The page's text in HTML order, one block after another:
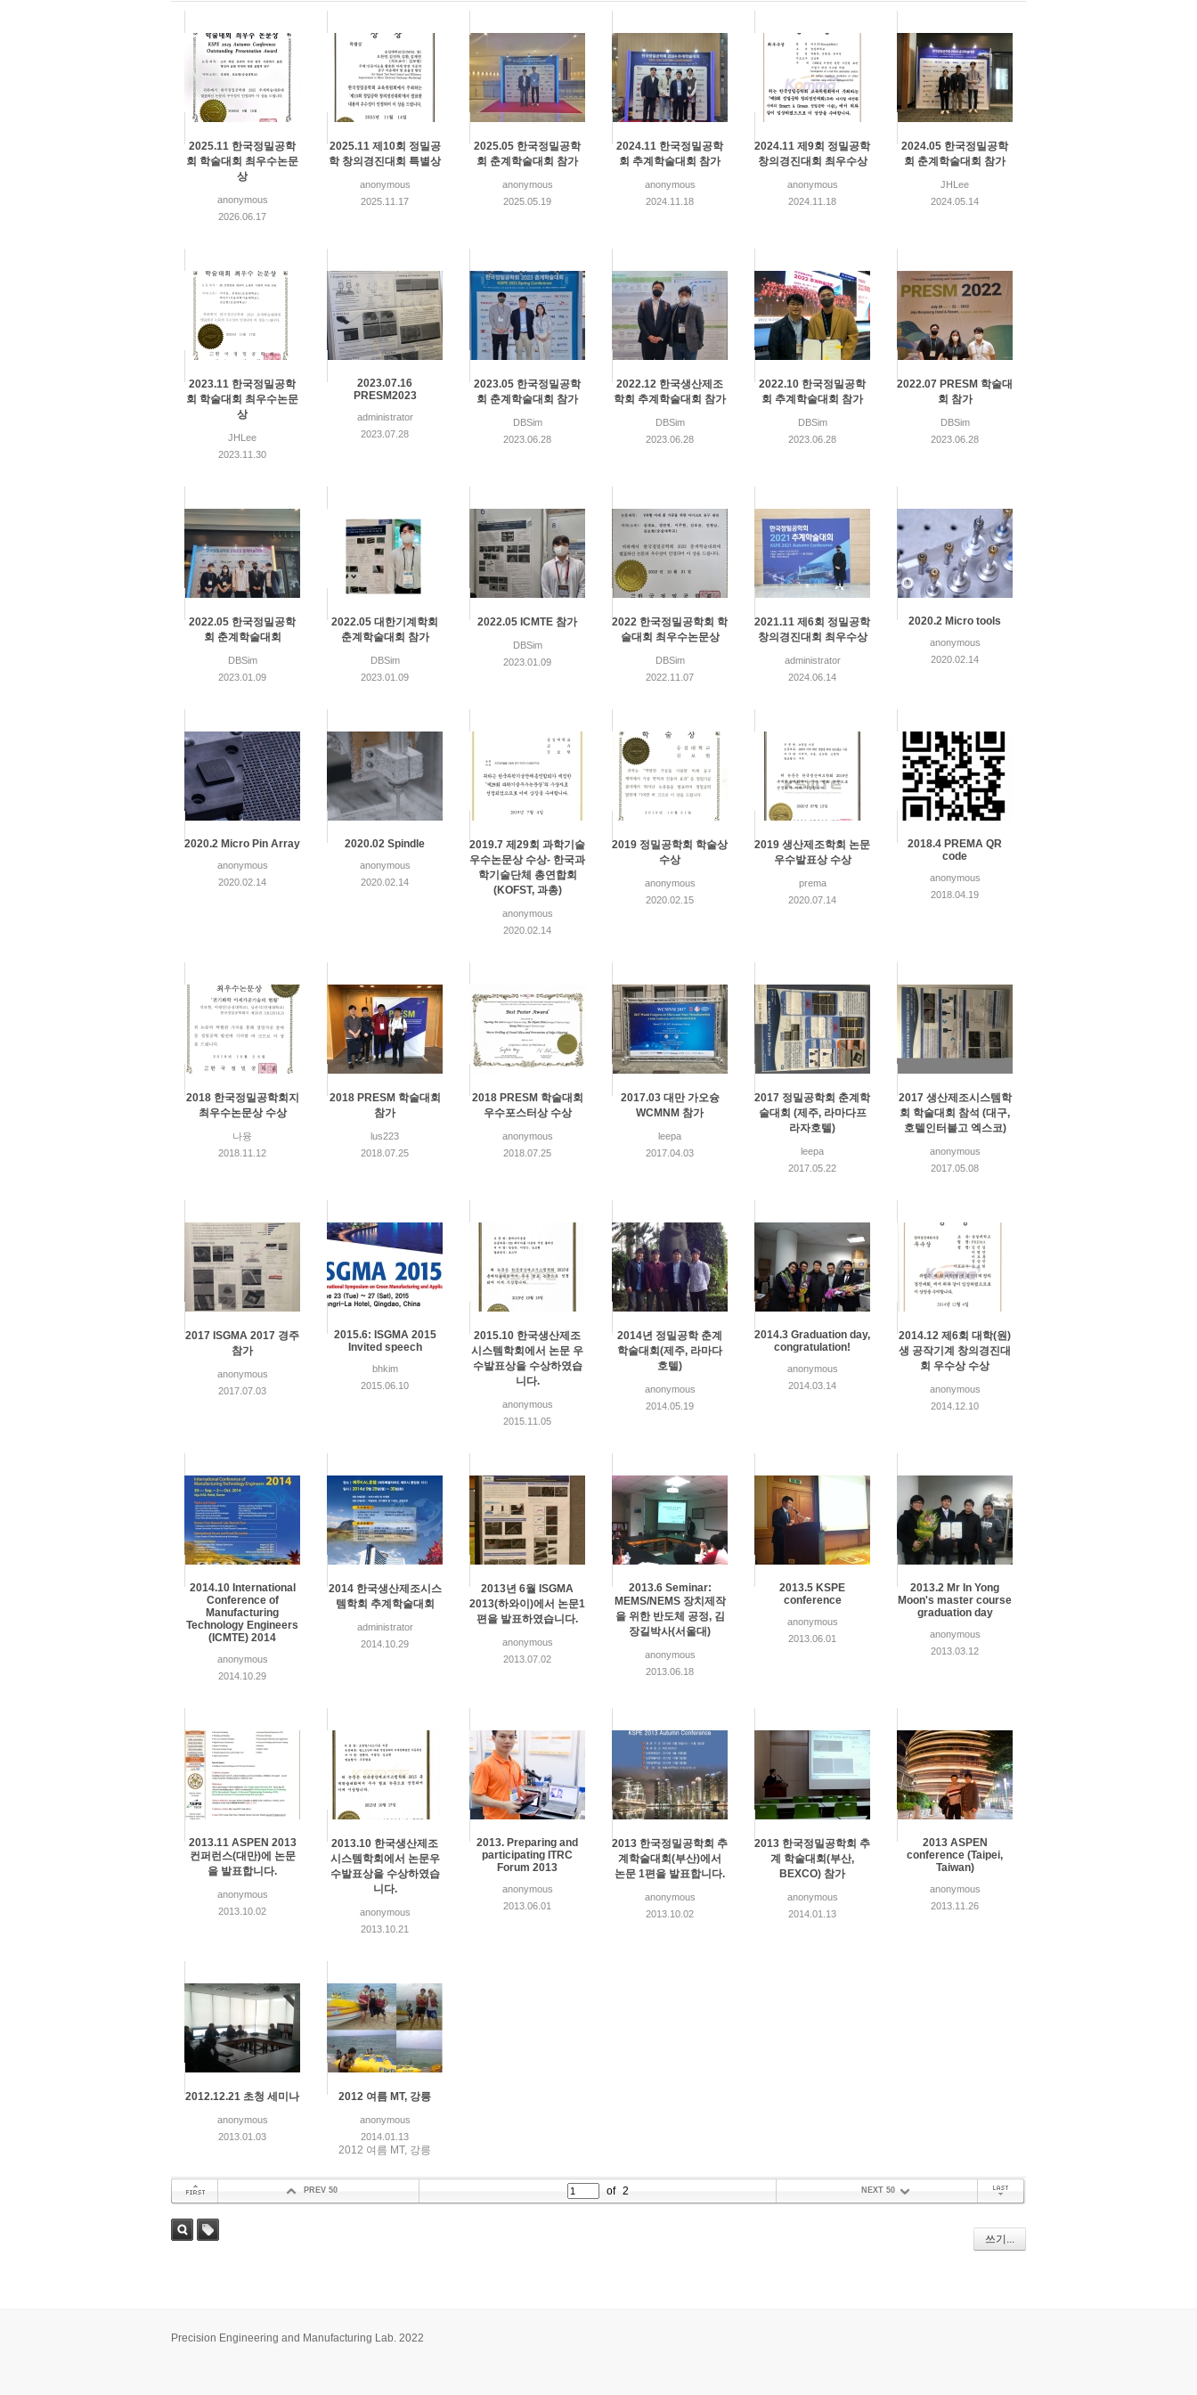
2025.11 한국정밀공학
회 학술대회 최우수논문
상
anonymous
2026.06.17
2025.11 제10회 정밀공
학 창의경진대회 특별상
anonymous
2025.11.17
2025.05 한국정밀공학
회 춘계학술대회 참가
anonymous
2025.05.19
2024.11 한국정밀공학
회 추계학술대회 참가
anonymous
2024.11.18
2024.11 제9회 정밀공학
창의경진대회 최우수상
anonymous
2024.11.18
2024.05 한국정밀공학
회 춘계학술대회 참가
JHLee
2024.05.14
2023.11 한국정밀공학
회 학술대회 최우수논문
상
JHLee
2023.11.30
2023.07.16
PRESM2023
administrator
2023.07.28
2023.05 한국정밀공학
회 춘계학술대회 참가
DBSim
2023.06.28
2022.12 한국생산제조
학회 추계학술대회 참가
DBSim
2023.06.28
2022.10 한국정밀공학
회 추계학술대회 참가
DBSim
2023.06.28
2022.07 PRESM 학술대
회 참가
DBSim
2023.06.28
2022.05 한국정밀공학
회 춘계학술대회
DBSim
2023.01.09
2022.05 대한기계학회
춘계학술대회 참가
DBSim
2023.01.09
2022.05 ICMTE 참가
DBSim
2023.01.09
2022 한국정밀공학회 학
술대회 최우수논문상
DBSim
2022.11.07
2021.11 제6회 정밀공학
창의경진대회 최우수상
administrator
2024.06.14
2020.2 Micro tools
anonymous
2020.02.14
2020.2 Micro Pin Array
anonymous
2020.02.14
2020.02 Spindle
anonymous
2020.02.14
2019.7 제29회 과학기술
우수논문상 수상- 한국과
학기술단체 총연합회
(KOFST, 과총)
anonymous
2020.02.14
2019 정밀공학회 학술상
수상
anonymous
2020.02.15
2019 생산제조학회 논문
우수발표상 수상
prema
2020.07.14
2018.4 PREMA QR
code
anonymous
2018.04.19
2018 한국정밀공학회지
최우수논문상 수상
나융
2018.11.12
2018 PRESM 학술대회
참가
lus223
2018.07.25
2018 PRESM 학술대회
우수포스터상 수상
anonymous
2018.07.25
2017.03 대만 가오슝
WCMNM 참가
leepa
2017.04.03
2017 정밀공학회 춘계학
술대회 (제주, 라마다프
라자호텔)
leepa
2017.05.22
2017 생산제조시스템학
회 학술대회 참석 (대구,
호텔인터불고 엑스코)
anonymous
2017.05.08
2017 ISGMA 2017 경주
참가
anonymous
2017.07.03
2015.6: ISGMA 2015
Invited speech
bhkim
2015.06.10
2015.10 한국생산제조
시스템학회에서 논문 우
수발표상을 수상하였습
니다.
anonymous
2015.11.05
2014년 정밀공학 춘계
학술대회(제주, 라마다
호텔)
anonymous
2014.05.19
2014.3 Graduation day,
congratulation!
anonymous
2014.03.14
2014.12 제6회 대학(원)
생 공작기계 창의경진대
회 우수상 수상
anonymous
2014.12.10
2014.10 International
Conference of
Manufacturing
Technology Engineers
(ICMTE) 2014
anonymous
2014.10.29
2014 한국생산제조시스
템학회 추계학술대회
administrator
2014.10.29
2013년 6월 ISGMA
2013(하와이)에서 논문1
편을 발표하였습니다.
anonymous
2013.07.02
2013.6 Seminar:
MEMS/NEMS 장치제작
을 위한 반도체 공정, 김
장길박사(서울대)
anonymous
2013.06.18
2013.5 KSPE
conference
anonymous
2013.06.01
2013.2 Mr In Yong
Moon's master course
graduation day
anonymous
2013.03.12
2013.11 ASPEN 2013
컨퍼런스(대만)에 논문
을 발표합니다.
anonymous
2013.10.02
2013.10 한국생산제조
시스템학회에서 논문우
수발표상을 수상하였습
니다.
anonymous
2013.10.21
2013. Preparing and
participating ITRC
Forum 2013
anonymous
2013.06.01
2013 한국정밀공학회 추
계학술대회(부산)에서
논문 1편을 발표합니다.
anonymous
2013.10.02
2013 한국정밀공학회 추
계 학술대회(부산,
BEXCO) 참가
anonymous
2014.01.13
2013 ASPEN
conference (Taipei,
Taiwan)
anonymous
2013.11.26
2012.12.21 초청 세미나
anonymous
2013.01.03
2012 여름 MT, 강릉
anonymous
2014.01.13
2012 여름 MT, 강릉
PREV 50 of 2 NEXT 50
쓰기...
Precision Engineering and Manufacturing Lab. 2022